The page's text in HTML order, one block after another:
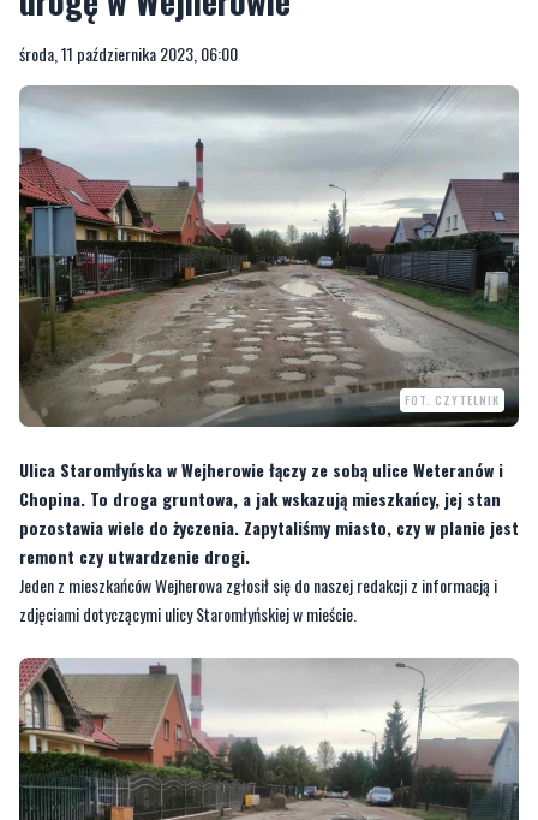
FOT. CZYTELNIK
Ulica Staromłyńska w Wejherowie łączy ze sobą ulice Weteranów i
Chopina. To droga gruntowa, a jak wskazują mieszkańcy, jej stan
remont czy utwardzenie drogi.
Jeden z mieszkańców Wejherowa zgłosił się do naszej redakcji z informacją i
zdjęciami dotyczącymi ulicy Staromłyńskiej w mieście.